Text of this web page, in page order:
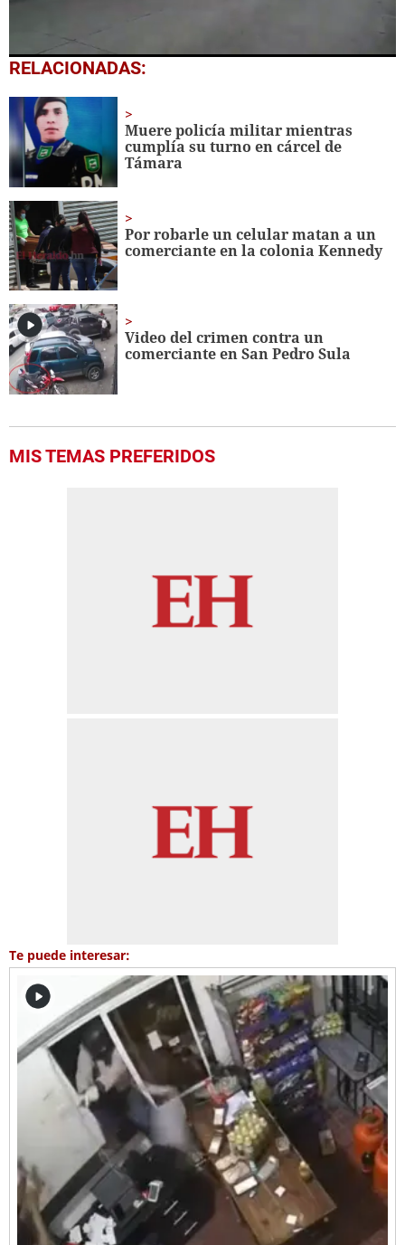
0
seconds
minute,
13
seconds
RELACIONADAS:
Muere policía militar mientras
cumplía su turno en cárcel de
Támara
Por robarle un celular matan a un
comerciante en la colonia Kennedy
Video del crimen contra un
comerciante en San Pedro Sula
MIS TEMAS PREFERIDOS
Te puede interesar: